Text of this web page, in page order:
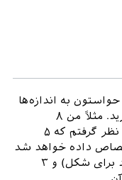
به اندازه‌ها
هم باشه تا خروجی درست بگیرید. مثلاً من ۸
سانتی‌متر برای عرض سلول در نظر گرفتم که ۵
داده خواهد شد
(با توجه به اندازه‌هایی که دادید برای شکل) و ۳